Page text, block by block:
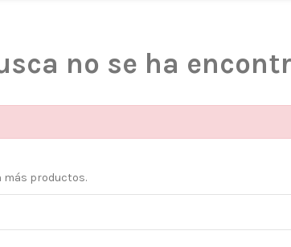
no se ha
más productos.